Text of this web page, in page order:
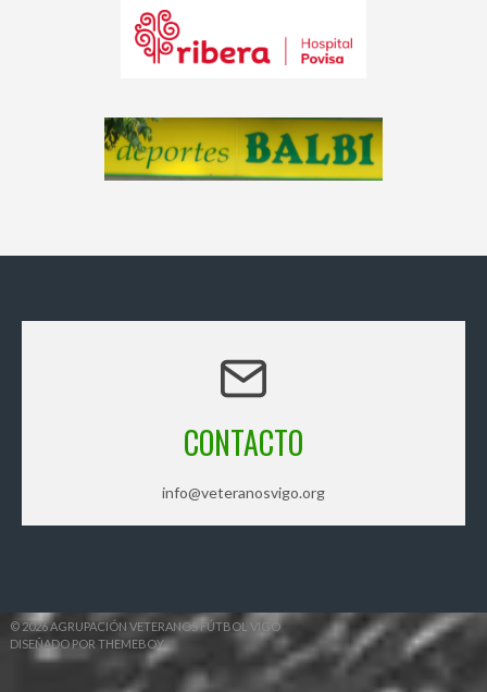
CONTACTO
info@veteranosvigo.org
© 2026 AGRUPACIÓN VETERANOS FÚTBOL VIGO
DISEÑADO POR THEMEBOY